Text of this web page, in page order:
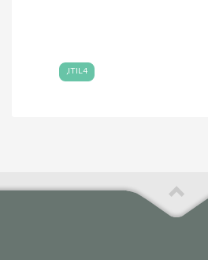
ITIL4